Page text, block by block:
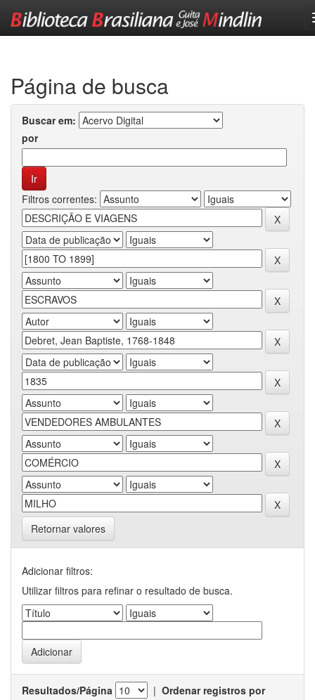
Página de busca
Buscar em:
por
Filtros correntes:
Retornar valores
Adicionar filtros:
Utilizar filtros para refinar o resultado de busca.
Resultados/Página | Ordenar registros por